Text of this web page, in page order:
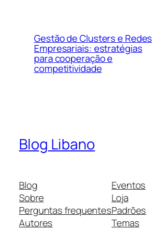
Gestão de Clusters e Redes
Empresariais: estratégias
para cooperação e
competitividade
Blog Libano
Blog
Sobre
Perguntas frequentes
Autores
Eventos
Loja
Padrões
Temas